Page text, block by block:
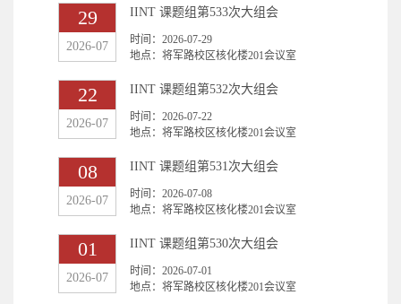
29
2026-07
IINT 课题组第533次大组会
时间： 2026-07-29
地点：将军路校区核化楼201会议室
22
2026-07
IINT 课题组第532次大组会
时间： 2026-07-22
地点：将军路校区核化楼201会议室
08
2026-07
IINT 课题组第531次大组会
时间： 2026-07-08
地点：将军路校区核化楼201会议室
01
2026-07
IINT 课题组第530次大组会
时间： 2026-07-01
地点：将军路校区核化楼201会议室